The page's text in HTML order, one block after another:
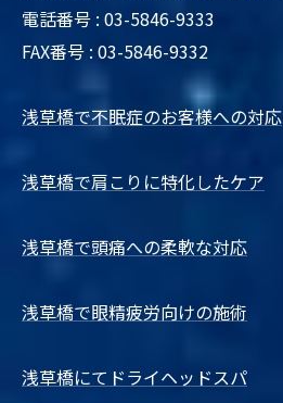
電話番号 : 03-5846-9333
FAX番号 : 03-5846-9332
浅草橋で不眠症のお客様への対応
浅草橋で肩こりに特化したケア
浅草橋で頭痛への柔軟な対応
浅草橋で眼精疲労向けの施術
浅草橋にてドライヘッドスパ